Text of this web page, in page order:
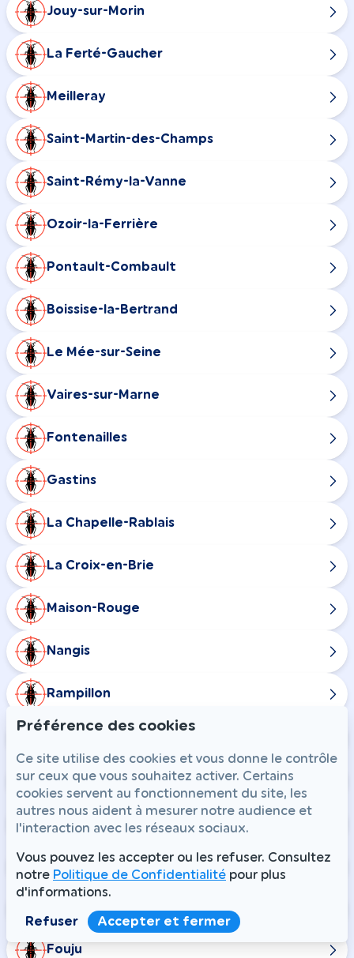
Jouy-sur-Morin
La Ferté-Gaucher
Meilleray
Saint-Martin-des-Champs
Saint-Rémy-la-Vanne
Ozoir-la-Ferrière
Pontault-Combault
Boissise-la-Bertrand
Le Mée-sur-Seine
Vaires-sur-Marne
Fontenailles
Gastins
La Chapelle-Rablais
La Croix-en-Brie
Maison-Rouge
Nangis
Rampillon
Champdeuil
Chaumes-en-Brie
Courtomer
Fouju
Préférence des cookies
Ce site utilise des cookies et vous donne le contrôle
sur ceux que vous souhaitez activer. Certains
cookies servent au fonctionnement du site, les
autres nous aident à mesurer notre audience et
l'interaction avec les réseaux sociaux.
Vous pouvez les accepter ou les refuser. Consultez
notre Politique de Confidentialité pour plus
d'informations.
Refuser Accepter et fermer